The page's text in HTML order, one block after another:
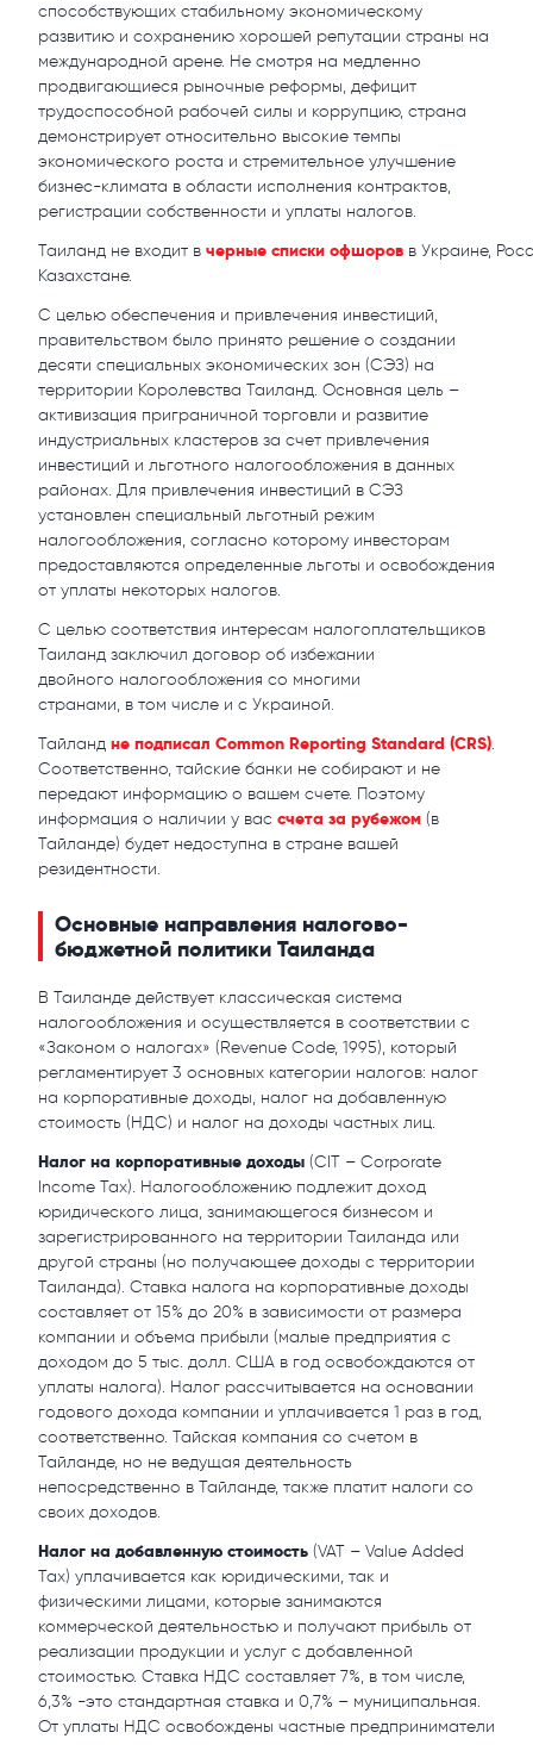
способствующих стабильному экономическому
развитию и сохранению хорошей репутации страны на
международной арене. Не смотря на медленно
продвигающиеся рыночные реформы, дефицит
трудоспособной рабочей силы и коррупцию, страна
демонстрирует относительно высокие темпы
экономического роста и стремительное улучшение
бизнес-климата в области исполнения контрактов,
регистрации собственности и уплаты налогов.
Таиланд не входит в черные списки офшоров в Украине,
Казахстане.
С целью обеспечения и привлечения инвестиций,
правительством было принято решение о создании
десяти специальных экономических зон (СЭЗ) на
территории Королевства Таиланд. Основная цель –
активизация приграничной торговли и развитие
индустриальных кластеров за счет привлечения
инвестиций и льготного налогообложения в данных
районах. Для привлечения инвестиций в СЭЗ
установлен специальный льготный режим
налогообложения, согласно которому инвесторам
предоставляются определенные льготы и освобождения
от уплаты некоторых налогов.
С целью соответствия интересам налогоплательщиков
Таиланд заключил договор об избежании
двойного налогообложения со многими
странами, в том числе и с Украиной.
Тайланд не подписал Common Reporting Standard (CRS).
Соответственно, тайские банки не собирают и не
передают информацию о вашем счете. Поэтому
информация о наличии у вас счета за рубежом (в
Тайланде) будет недоступна в стране вашей
резидентности.
Основные направления налогово-
бюджетной политики Таиланда
В Таиланде действует классическая система
налогообложения и осуществляется в соответствии с
«Законом о налогах» (Revenue Code, 1995), который
регламентирует 3 основных категории налогов: налог
на корпоративные доходы, налог на добавленную
стоимость (НДС) и налог на доходы частных лиц.
Налог на корпоративные доходы (CIT – Corporate
Income Tax). Налогообложению подлежит доход
юридического лица, занимающегося бизнесом и
зарегистрированного на территории Таиланда или
другой страны (но получающее доходы с территории
Таиланда). Ставка налога на корпоративные доходы
составляет от 15% до 20% в зависимости от размера
компании и объема прибыли (малые предприятия с
доходом до 5 тыс. долл. США в год освобождаются от
уплаты налога). Налог рассчитывается на основании
годового дохода компании и уплачивается 1 раз в год,
соответственно. Тайская компания со счетом в
Тайланде, но не ведущая деятельность
непосредственно в Тайланде, также платит налоги со
своих доходов.
Налог на добавленную стоимость (VAT – Value Added
Tax) уплачивается как юридическими, так и
физическими лицами, которые занимаются
коммерческой деятельностью и получают прибыль от
реализации продукции и услуг с добавленной
стоимостью. Ставка НДС составляет 7%, в том числе,
6,3% -это стандартная ставка и 0,7% – муниципальная.
От уплаты НДС освобождены частные предприниматели